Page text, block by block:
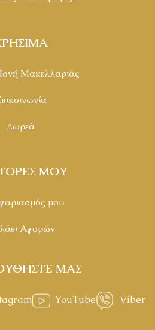
Μακελλαριάς
Δωρεά
ΜΟΥ
μου
Αγορών
ΜΑΣ
YouTube Viber